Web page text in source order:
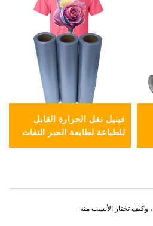
فينيل نقل الحرارة القابل
للطباعة لطابعة الحبر النفاث